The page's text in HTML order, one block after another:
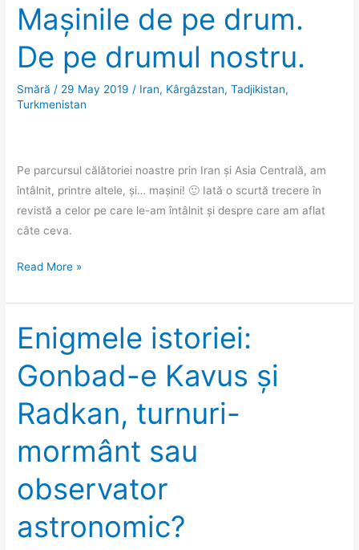
Iran
(III)
Mașinile de pe drum.
De pe drumul nostru.
Smără/ 29 May 2019/ Iran, Kârgâzstan,Tadjikistan,
Turkmenistan
Pe parcursul călătoriei noastre prin Iran și Asia Centrală, am
întâlnit, printre altele, și… mașini! 🙂 Iată o scurtă trecere în
revistă a celor pe care le-am întâlnit și despre care am aflat
câte ceva.
Mașinile
pe
drum.
De
pe
drumul
nostru.
Read More »
Enigmele istoriei:
Gonbad-e Kavus și
Radkan, turnuri-
mormânt sau
observator
astronomic?